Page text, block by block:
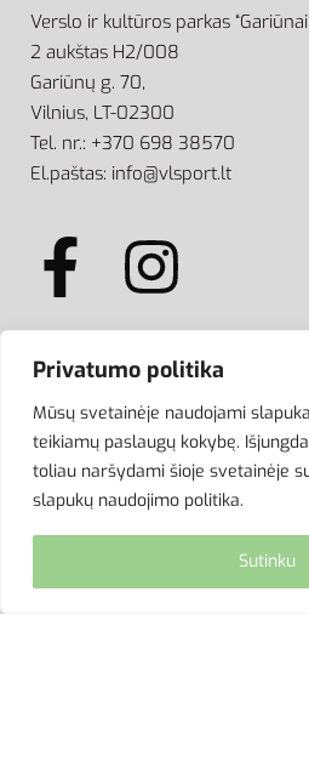
Privatumo politika
Mūsų svetainėje naudojami
teikiamų paslaugų kokybę.
toliau naršydami šioje svetainėje
slapukų naudojimo politika.
Sutinku
Verslo ir kultūros parkas
2 aukštas H2/008
Gariūnų g. 70,
Vilnius, LT-02300
Tel. nr.: +370 698 38570
El.paštas: info@vlsport.lt
ATSISKAITYMAS